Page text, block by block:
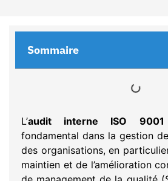
Sommaire
L’audit interne ISO 9001
fondamental dans la gestion
des organisations, en
maintien et de l’amélioration